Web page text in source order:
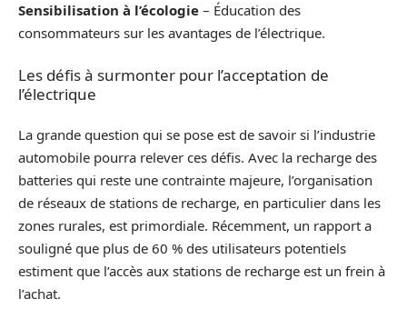
Sensibilisation à l’écologie – Éducation des
consommateurs sur les avantages de l’électrique.
Les défis à surmonter pour l’acceptation de
l’électrique
La grande question qui se pose est de savoir si l’industrie
automobile pourra relever ces défis. Avec la recharge des
batteries qui reste une contrainte majeure, l’organisation
de réseaux de stations de recharge, en particulier dans les
zones rurales, est primordiale. Récemment, un rapport a
souligné que plus de 60 % des utilisateurs potentiels
estiment que l’accès aux stations de recharge est un frein à
l’achat.